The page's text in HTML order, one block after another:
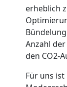
erheblich
Anzahl
den CO2-
Für uns